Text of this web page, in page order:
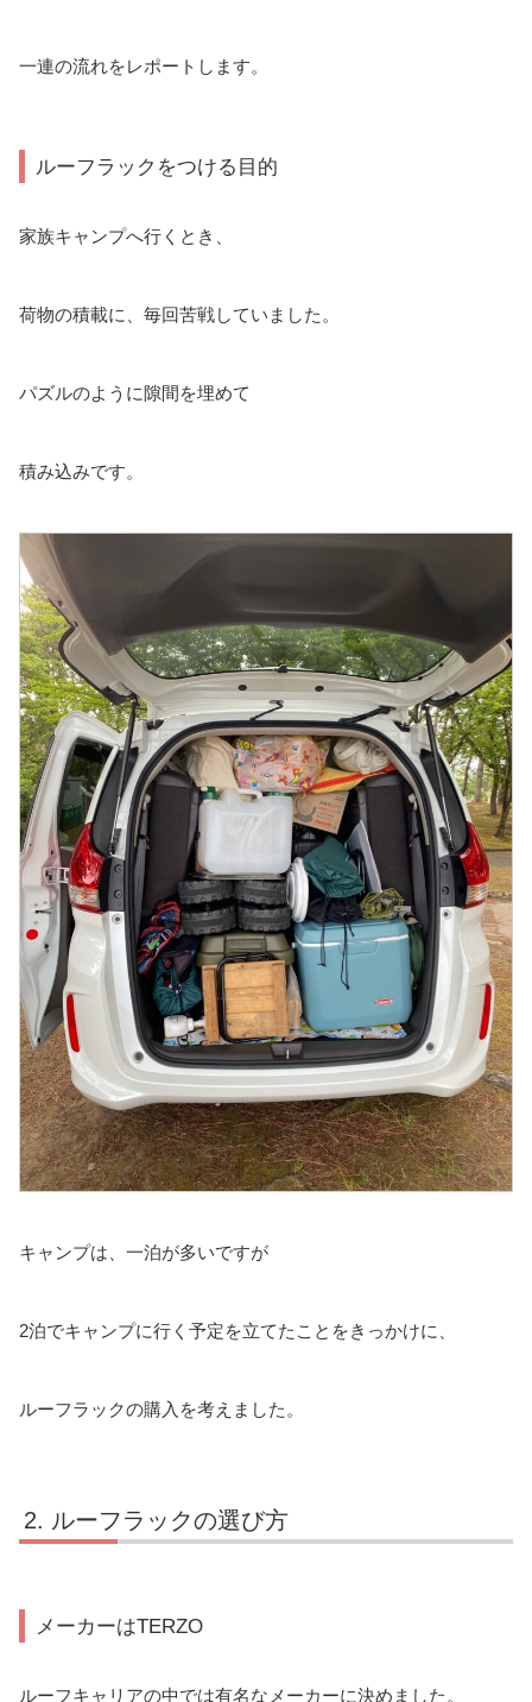
一連の流れをレポートします。
ルーフラックをつける目的
家族キャンプへ行くとき、
荷物の積載に、毎回苦戦していました。
パズルのように隙間を埋めて
積み込みです。
キャンプは、一泊が多いですが
2泊でキャンプに行く予定を立てたことをきっかけに、
ルーフラックの購入を考えました。
ルーフラックの選び方
メーカーはTERZO
ルーフキャリアの中では有名なメーカーに決めました。